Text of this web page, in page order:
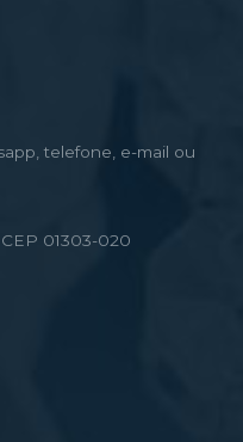
telefone, e-mail ou
01303-020